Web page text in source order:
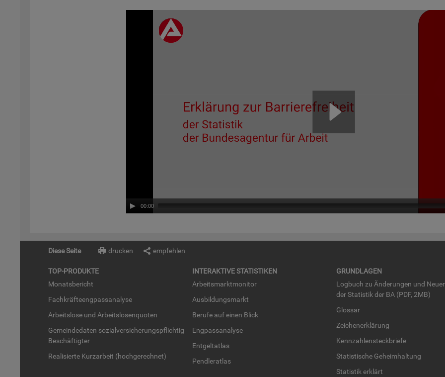
00:00
Diese Seite drucken empfehlen
TOP-PRO­DUK­TE
Mo­nats­be­richt
Fach­kräf­te­eng­pass­ana­ly­se
Ar­beits­lo­se und Ar­beits­lo­sen­quo­ten
Ge­mein­de­da­ten so­zi­al­ver­si­che­rungs­pflich­tig
Be­schäf­tig­ter
Rea­li­sier­te Kurz­ar­beit (hoch­ge­rech­net)
IN­TER­AK­TI­VE STA­TIS­TI­KEN
Ar­beits­markt­mo­ni­tor
Aus­bil­dungs­markt
Be­ru­fe auf einen Blick
Eng­pass­ana­ly­se
Ent­gel­t­at­las
Pend­ler­at­las
GRUND­LA­GEN
Log­buch zu Än­de­run­gen und
der Sta­tis­tik der BA (PDF, 2MB)
Glos­sar
Zei­chen­er­klä­rung
Kenn­zah­len­steck­brie­fe
Sta­tis­ti­sche Ge­heim­hal­tung
Sta­tis­tik er­klärt